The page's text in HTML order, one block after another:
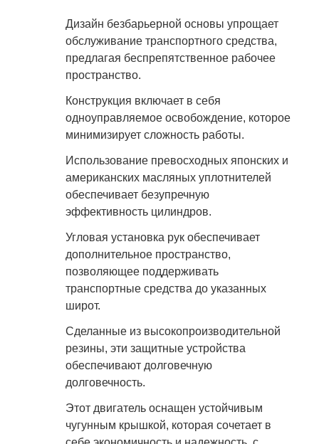
Дизайн безбарьерной основы упрощает
обслуживание транспортного средства,
предлагая беспрепятственное рабочее
пространство.
Конструкция включает в себя
одноуправляемое освобождение, которое
минимизирует сложность работы.
Использование превосходных японских и
американских масляных уплотнителей
обеспечивает безупречную
эффективность цилиндров.
Угловая установка рук обеспечивает
дополнительное пространство,
позволяющее поддерживать
транспортные средства до указанных
широт.
Сделанные из высокопроизводительной
резины, эти защитные устройства
обеспечивают долговечную
долговечность.
Этот двигатель оснащен устойчивым
чугунным крышкой, которая сочетает в